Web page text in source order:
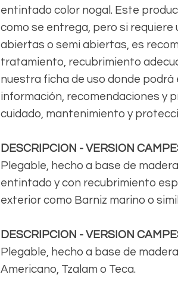
entintado color nogal. Este
como se entrega, pero si requiere
abiertas o semi abiertas, es
tratamiento, recubrimiento
nuestra ficha de uso donde
información, recomendaciones y
cuidado, mantenimiento y
DESCRIPCION - VERSION
Plegable, hecho a base de
entintado y con recubrimiento
exterior como Barniz marino o
DESCRIPCION - VERSION
Plegable, hecho a base de
Americano, Tzalam o Teca.